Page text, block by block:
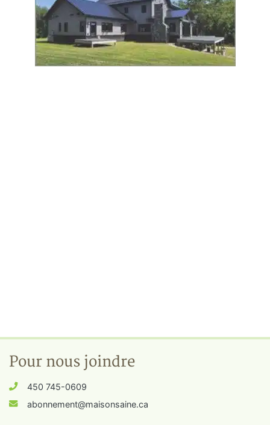
Pour nous joindre
450 745-0609
abonnement@maisonsaine.ca